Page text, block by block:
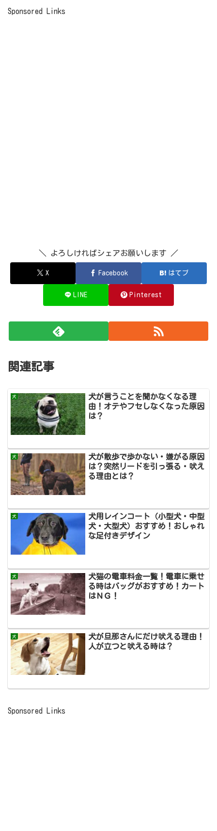
Sponsored Links
＼ よろしければシェアお願いします ／
X Facebook はてブ
LINE Pinterest
関連記事
犬
犬が言うことを聞かなくなる理
由！オテやフセしなくなった原因
は？
犬
犬が散歩で歩かない・嫌がる原因
は？突然リードを引っ張る・吠え
る理由とは？
犬
犬用レインコート（小型犬・中型
犬・大型犬）おすすめ！おしゃれ
な足付きデザイン
犬
犬猫の電車料金一覧！電車に乗せ
る時はバッグがおすすめ！カート
はＮＧ！
犬
犬が旦那さんにだけ吠える理由！
人が立つと吠える時は？
Sponsored Links